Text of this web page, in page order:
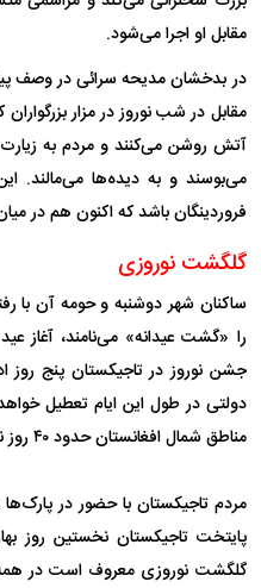
مقابل او اجرا می‌شود.
در بدخشان مدیحه سرائی در وصف
مقابل در شب نوروز در مزار
آتش روشن می‌کنند و مردم به
می‌بوسند و به دیده‌ها می‌مالند.
فروردینگان باشد که اکنون هم در
گلگشت نوروزی
ساکنان شهر دوشنبه و حومه آن با
را «گشت عیدانه» می‌نامند، آغاز
جشن نوروز در تاجیکستان پنج روز
دولتی در طول ‏این ایام تعطیل
مناطق شمال افغانستان ‏حدود ۴۰ روز نوروز را جشن می‌گیرند. ‏
مردم تاجیکستان با حضور در
پایتخت تاجیکستان نخستین روز
گلگشت نوروزی معروف است در همه